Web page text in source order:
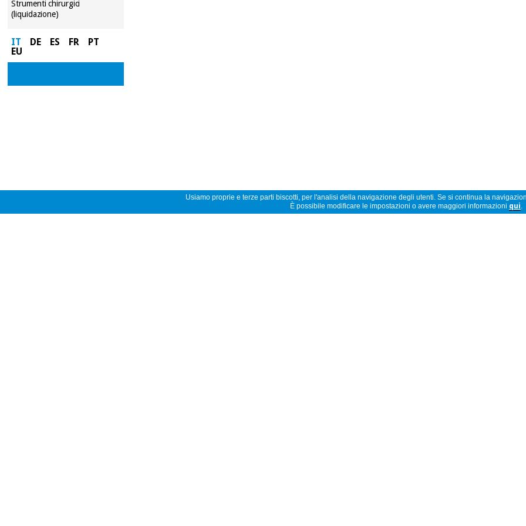
Strumenti chirurgici
(liquidazione)
IT DE ES FR
PT
EU
Usiamo proprie e terze parti biscotti, per l'analisi della navigazione degli utenti. Se si continua la
È possibile modificare le impostazioni o avere maggiori informazioni qui.